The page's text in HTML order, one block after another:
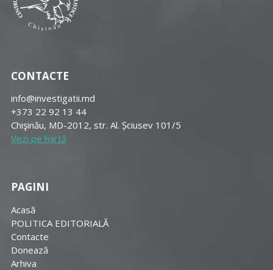
CONTACTE
info@investigatii.md
+373 22 92 13 44
Chişinău, MD-2012, str. Al. Șciusev 101/5
Vezi pe hartă
PAGINI
Acasă
POLITICA EDITORIALĂ
Contacte
Donează
Arhiva